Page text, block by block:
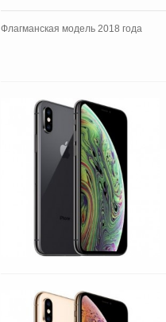
Флагманская модель 2018 года